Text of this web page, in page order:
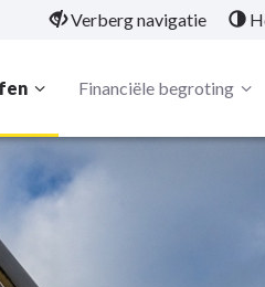
Verberg navigatie
Financiële begroting